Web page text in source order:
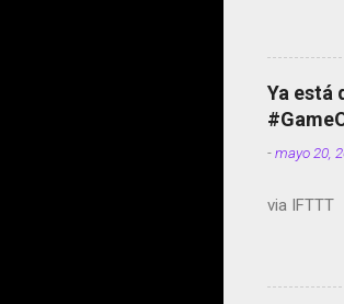
Ya está
-mayo 20,
via IFTTT